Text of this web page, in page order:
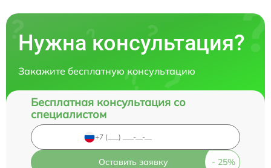
Нужна консультация?
Закажите бесплатную консультацию
Бесплатная консультация со
специалистом
Оставить заявку